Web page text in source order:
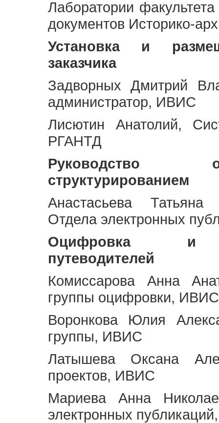
Лаборатории
документов Историко-
Установка и
заказчика
Задворных Дмитрий
администратор, ИВИС
Лисютин Анатолий,
РГАНТД
Руководство
структурированием
Анастасьева Татьяна
Отдела электронных
Оцифровка и
путеводителей
Комиссарова Анна
группы оцифровки, ИВИС
Воронкова Юлия
группы, ИВИС
Латышева Оксана
проектов, ИВИС
Мариева Анна
электронных